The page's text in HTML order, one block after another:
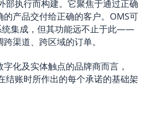
部执行而构建。它聚焦于通过正确
的产品交付给正确的客户。OMS可
统集成，但其功能远不止于此——
渠道、跨区域的订单。
化及实体触点的品牌商而言，
结账时所作出的每个承诺的基础架